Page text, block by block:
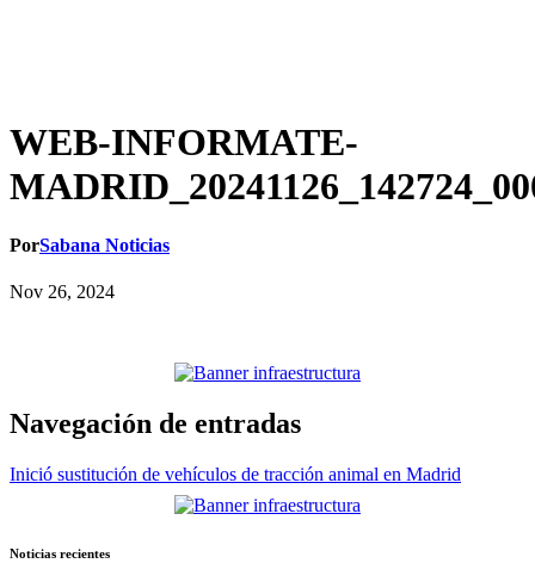
WEB-INFORMATE-
PorSabana Noticias
Nov 26, 2024
Navegación de entradas
Inició sustitución de vehículos de tracción animal en Madrid
Noticias recientes